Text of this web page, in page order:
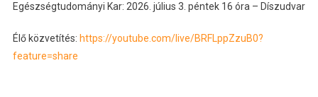
Egészségtudományi Kar: 2026. július 3. péntek 16 óra – Díszudvar
Élő közvetítés: https://youtube.com/live/BRFLppZzuB0?
feature=share